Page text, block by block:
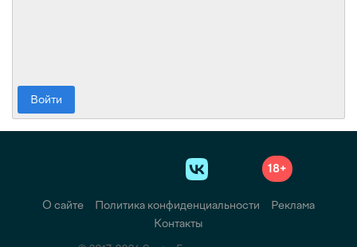
Войти
18+
О сайте Политика конфиденциальности
Реклама
Контакты